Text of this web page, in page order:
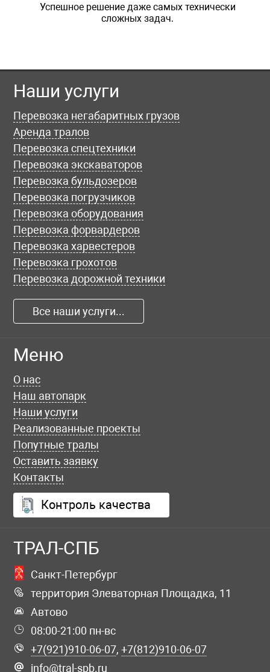
Успешное решение даже самых технически
сложных задач.
Наши услуги
Перевозка негабаритных грузов
Аренда тралов
Перевозка спецтехники
Перевозка экскаваторов
Перевозка бульдозеров
Перевозка погрузчиков
Перевозка оборудования
Перевозка форвардеров
Перевозка харвестеров
Перевозка грохотов
Перевозка дорожной техники
Все наши услуги...
Меню
О нас
Наш автопарк
Наши услуги
Реализованные проекты
Попутные тралы
Оставить заявку
Контакты
Контроль качества
ТРАЛ-СПБ
Санкт-Петербург
территория Элеваторная Площадка, 11
Автово
08:00-21:00 пн-вс
+7(921)910-06-07,+7(812)910-06-07
info@tral-spb.ru